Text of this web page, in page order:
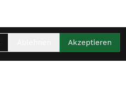
Akzeptieren